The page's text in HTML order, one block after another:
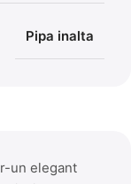
Pipa inalta
un elegant